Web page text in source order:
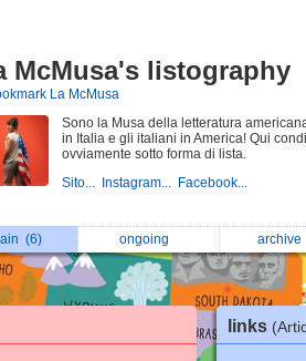
McMusa's listography
La McMusa
Sono la Musa della letteratura
in Italia e gli italiani in America! Qui
ovviamente sotto forma di lista.
Sito...
Instagram... Facebook...
(6) ongoing archive
links